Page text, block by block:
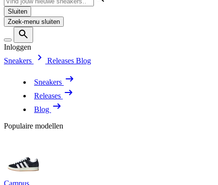
Sluiten
Zoek-menu sluiten
Inloggen
Sneakers
Releases Blog
Sneakers
Releases
Blog
Populaire modellen
Campus